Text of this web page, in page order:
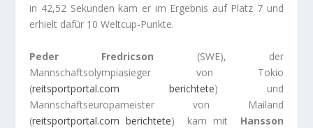
in 42,52 Sekunden kam er im Ergebnis auf Platz 7 und
erhielt dafür 10 Weltcup-Punkte.
Peder Fredricson (SWE), der
Mannschaftsolympiasieger von Tokio
(reitsportportal.com berichtete) und
Mannschaftseuropameister von Mailand
(reitsportportal.com berichtete) kam mit Hansson